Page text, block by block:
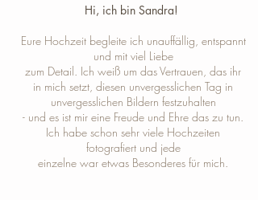
Hi, ich bin Sandra! ​
Eure Hochzeit begleite ich unauffällig, entspannt
und mit viel Liebe
zum Detail. Ich weiß um das Vertrauen, das ihr
in mich setzt, diesen unvergesslichen Tag in
unvergesslichen Bildern festzuhalten
- und es ist mir eine Freude und Ehre das zu tun.
Ich habe schon sehr viele Hochzeiten
fotografiert und jede
einzelne war etwas Besonderes für mich.